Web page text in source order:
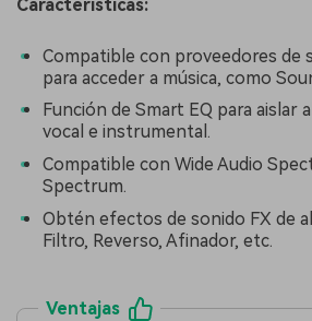
Características:
Compatible con proveedores de
para acceder a música, como
Función de Smart EQ para aislar
vocal e instrumental.
Compatible con Wide Audio
Spectrum.
Obtén efectos de sonido FX de
Filtro, Reverso, Afinador, etc.
Ventajas